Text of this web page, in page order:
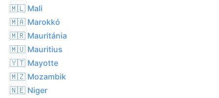
🇲🇱 Mali
🇲🇦 Marokkó
🇲🇷 Mauritánia
🇲🇺 Mauritius
🇾🇹 Mayotte
🇲🇿 Mozambik
🇳🇪 Niger